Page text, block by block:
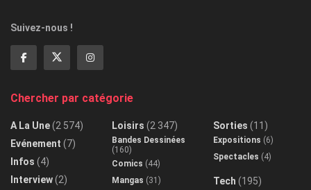
Suivez-nous !
Chercher par catégorie
A La Une(2 574)
Evénement (7)
Infos (4)
Interview(2)
Loisirs (2 347)
Bandes Dessinées
(160)
Comics (44)
Mangas (31)
Sorties (11)
Expositions (6)
Spectacles (4)
Tech (195)